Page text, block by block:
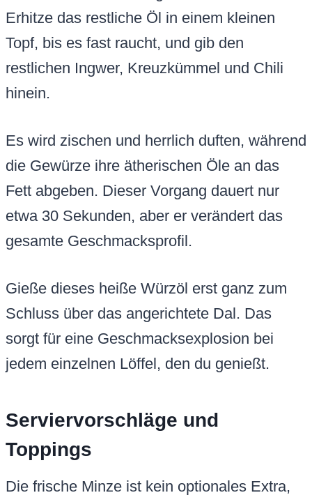
Erhitze das restliche Öl in einem kleinen
Topf, bis es fast raucht, und gib den
restlichen Ingwer, Kreuzkümmel und Chili
hinein.
Es wird zischen und herrlich duften, während
die Gewürze ihre ätherischen Öle an das
Fett abgeben. Dieser Vorgang dauert nur
etwa 30 Sekunden, aber er verändert das
gesamte Geschmacksprofil.
Gieße dieses heiße Würzöl erst ganz zum
Schluss über das angerichtete Dal. Das
sorgt für eine Geschmacksexplosion bei
jedem einzelnen Löffel, den du genießt.
Serviervorschläge und
Toppings
Die frische Minze ist kein optionales Extra,